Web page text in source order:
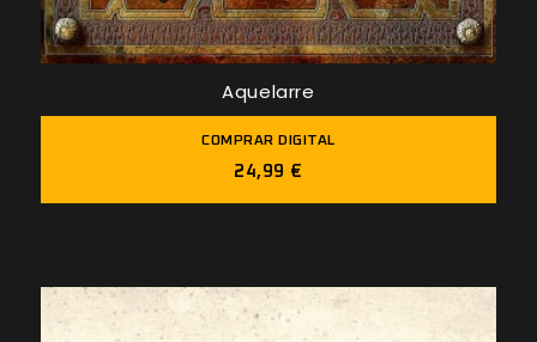
Aquelarre
COMPRAR DIGITAL
24,99 €